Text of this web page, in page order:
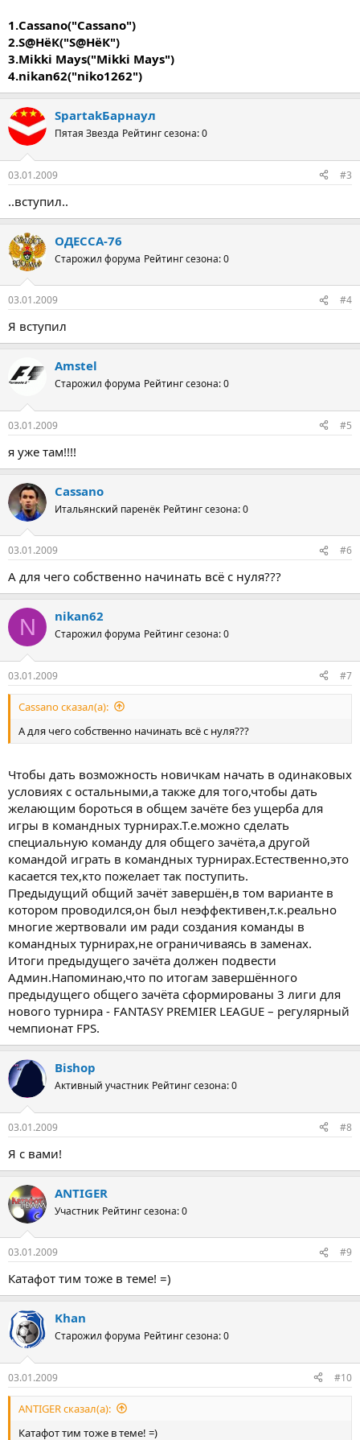
1.Cassano("Cassano")
2.S@HёК("S@HёК")
3.Mikki Mays("Mikki Mays")
4.nikan62("niko1262")
SpartakБарнаул
Пятая Звезда Рейтинг сезона: 0
03.01.2009 #3
..вступил..
ОДЕССА-76
Старожил форума Рейтинг сезона: 0
03.01.2009 #4
Я вступил
Amstel
Старожил форума Рейтинг сезона: 0
03.01.2009 #5
я уже там!!!!
Cassano
Итальянский паренёк Рейтинг сезона: 0
03.01.2009 #6
А для чего собственно начинать всё с нуля???
N nikan62
Старожил форума Рейтинг сезона: 0
03.01.2009 #7
Cassano сказал(а):
А для чего собственно начинать всё с нуля???
Чтобы дать возможность новичкам начать в одинаковых
условиях с остальными,а также для того,чтобы дать
желающим бороться в общем зачёте без ущерба для
игры в командных турнирах.Т.е.можно сделать
специальную команду для общего зачёта,а другой
командой играть в командных турнирах.Естественно,это
касается тех,кто пожелает так поступить.
Предыдущий общий зачёт завершён,в том варианте в
котором проводился,он был неэффективен,т.к.реально
многие жертвовали им ради создания команды в
командных турнирах,не ограничиваясь в заменах.
Итоги предыдущего зачёта должен подвести
Админ.Напоминаю,что по итогам завершённого
предыдущего общего зачёта сформированы 3 лиги для
нового турнира - FANTASY PREMIER LEAGUE – регулярный
чемпионат FPS.
Bishop
Активный участник Рейтинг сезона: 0
03.01.2009 #8
Я с вами!
ANTIGER
Участник Рейтинг сезона: 0
03.01.2009 #9
Катафот тим тоже в теме! =)
Khan
Старожил форума Рейтинг сезона: 0
03.01.2009 #10
ANTIGER сказал(а):
Катафот тим тоже в теме! =)